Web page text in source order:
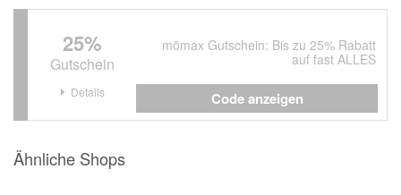
25%
Gutschein
mömax Gutschein: Bis zu 25% Rabatt
auf fast ALLES
Details Code anzeigen
Ähnliche Shops